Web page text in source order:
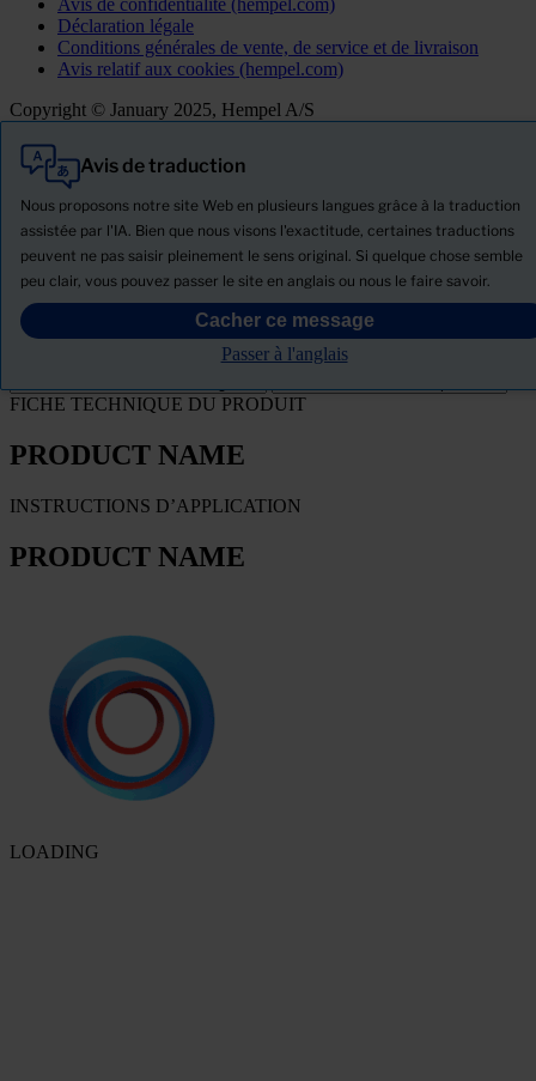
Déclaration légale
Conditions générales de vente, de service et de livraison
Avis relatif aux cookies (hempel.com)
Copyright © January 2025, Hempel A/S
Avis de traduction
Nous proposons notre site Web en plusieurs langues grâce à la traduction
assistée par l'IA. Bien que nous visons l'exactitude, certaines traductions
peuvent ne pas saisir pleinement le sens original. Si quelque chose semble
peu clair, vous pouvez passer le site en anglais ou nous le faire savoir.
Cacher ce message
Passer à l'anglais
Tout
Actualités
Télécharger la Fiche de données de sécurité
PRODUCT NAME
FICHE TECHNIQUE DU PRODUIT
PRODUCT NAME
INSTRUCTIONS D’APPLICATION
PRODUCT NAME
LOADING